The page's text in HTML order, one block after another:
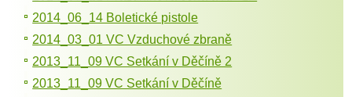
2014_06_14 Boletické pistole
2014_03_01 VC Vzduchové zbraně
2013_11_09 VC Setkání v Děčíně 2
2013_11_09 VC Setkání v Děčíně